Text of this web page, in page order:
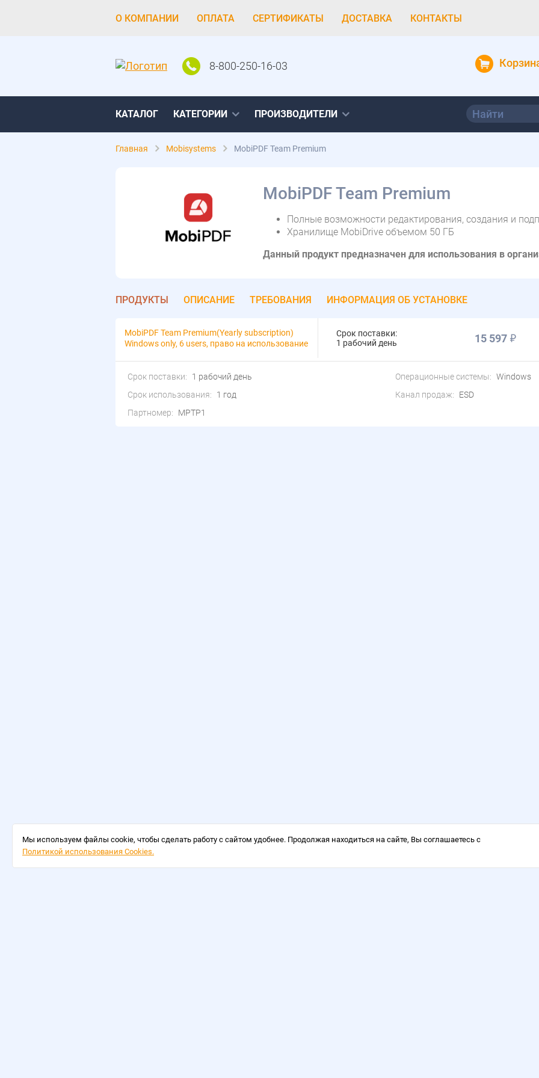
О КОМПАНИИ ОПЛАТА СЕРТИФИКАТЫ ДОСТАВКА КОНТАКТЫ
8-800-250-16-03
КАТАЛОГ КАТЕГОРИИ ПРОИЗВОДИТЕЛИ
Главная Mobisystems MobiPDF Team Premium
MobiPDF Team Premium
Полные возможности редактирования, создания и
Хранилище MobiDrive объемом 50 ГБ
Данный продукт предназначен для использования в
ПРОДУКТЫ ОПИСАНИЕ ТРЕБОВАНИЯ ИНФОРМАЦИЯ ОБ УСТАНОВКЕ
MobiPDF Team Premium(Yearly subscription)
Windows only, 6 users, право на использование
Срок поставки:
1 рабочий день
15 597
Срок поставки: 1 рабочий день Операционные системы: Windows
Срок использования:
1 год Канал продаж:
ESD
Партномер:
MPTP1
Мы используем файлы cookie, чтобы сделать работу с сайтом удобнее. Продолжая находиться на сайте, Вы соглашаетесь с
Политикой использования Cookies.